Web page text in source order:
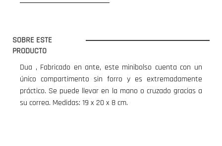
SOBRE ESTE
PRODUCTO
Dua , Fabricado en ante, este minibolso cuenta con un
único compartimento sin forro y es extremadamente
práctico. Se puede llevar en la mano o cruzado gracias a
su correa. Medidas: 19 x 20 x 8 cm.